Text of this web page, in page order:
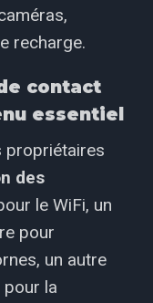
recharge.
contact
essentiel
propriétaires
des
le WiFi, un
pour
un autre
la